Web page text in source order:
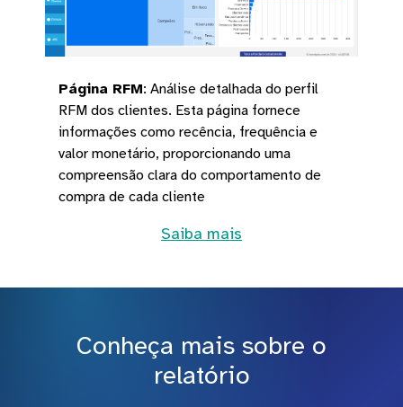
Página RFM: Análise detalhada do perfil
RFM dos clientes. Esta página fornece
informações como recência, frequência e
valor monetário, proporcionando uma
compreensão clara do comportamento de
compra de cada cliente
Saiba mais
Conheça mais sobre o
relatório